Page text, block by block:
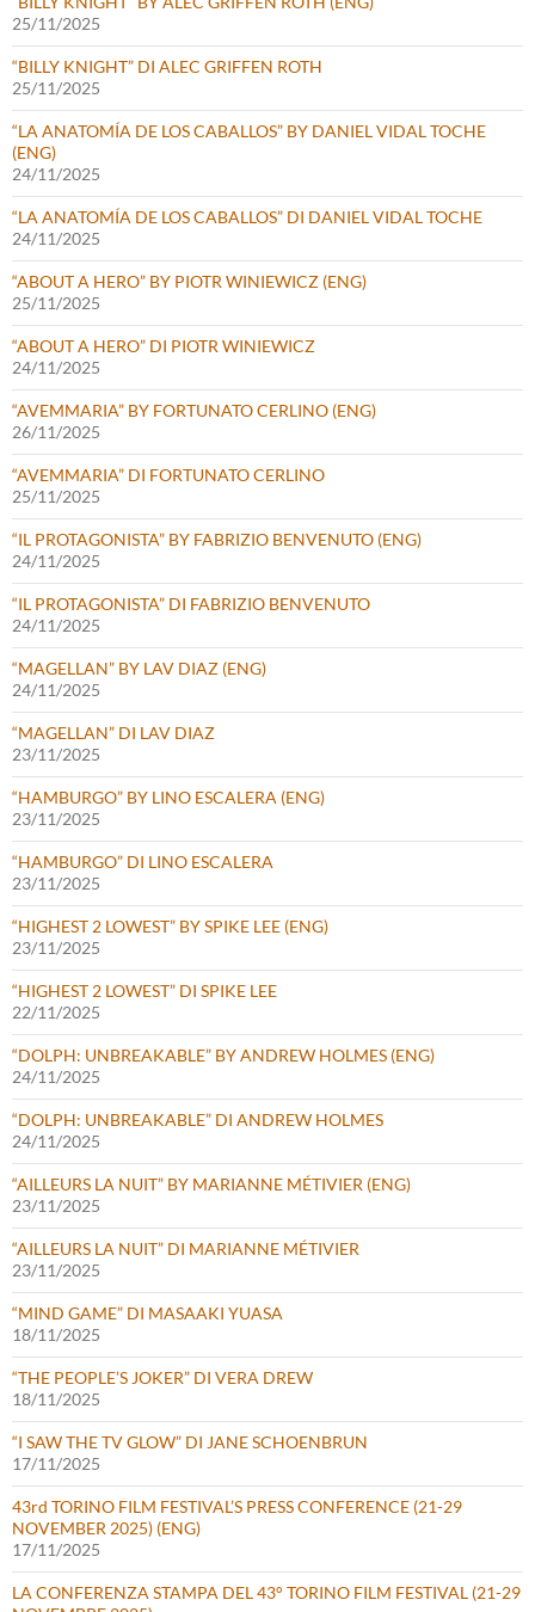
25/11/2025
“BILLY KNIGHT” DI ALEC GRIFFEN ROTH
25/11/2025
“LA ANATOMÍA DE LOS CABALLOS” BY DANIEL VIDAL TOCHE
(ENG)
24/11/2025
“LA ANATOMÍA DE LOS CABALLOS” DI DANIEL VIDAL TOCHE
24/11/2025
“ABOUT A HERO” BY PIOTR WINIEWICZ (ENG)
25/11/2025
“ABOUT A HERO” DI PIOTR WINIEWICZ
24/11/2025
“AVEMMARIA” BY FORTUNATO CERLINO (ENG)
26/11/2025
“AVEMMARIA” DI FORTUNATO CERLINO
25/11/2025
“IL PROTAGONISTA” BY FABRIZIO BENVENUTO (ENG)
24/11/2025
“IL PROTAGONISTA” DI FABRIZIO BENVENUTO
24/11/2025
“MAGELLAN” BY LAV DIAZ (ENG)
24/11/2025
“MAGELLAN” DI LAV DIAZ
23/11/2025
“HAMBURGO” BY LINO ESCALERA (ENG)
23/11/2025
“HAMBURGO” DI LINO ESCALERA
23/11/2025
“HIGHEST 2 LOWEST” BY SPIKE LEE (ENG)
23/11/2025
“HIGHEST 2 LOWEST” DI SPIKE LEE
22/11/2025
“DOLPH: UNBREAKABLE” BY ANDREW HOLMES (ENG)
24/11/2025
“DOLPH: UNBREAKABLE” DI ANDREW HOLMES
24/11/2025
“AILLEURS LA NUIT” BY MARIANNE MÉTIVIER (ENG)
23/11/2025
“AILLEURS LA NUIT” DI MARIANNE MÉTIVIER
23/11/2025
“MIND GAME” DI MASAAKI YUASA
18/11/2025
“THE PEOPLE’S JOKER” DI VERA DREW
18/11/2025
“I SAW THE TV GLOW” DI JANE SCHOENBRUN
17/11/2025
43rd TORINO FILM FESTIVAL’S PRESS CONFERENCE (21-29
NOVEMBER 2025) (ENG)
17/11/2025
LA CONFERENZA STAMPA DEL 43° TORINO FILM FESTIVAL (21-29